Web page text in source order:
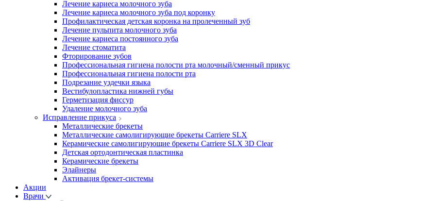
Лечение кариеса молочного зуба
Лечение кариеса молочного зуба под коронку
Профилактическая детская коронка на пролеченный зуб
Лечение пульпита молочного зуба
Лечение кариеса постоянного зуба
Лечение стоматита
Фторирование зубов
Профессиональная гигиена полости рта молочный/сменный прикус
Профессиональная гигиена полости рта
Подрезание уздечки языка
Вестибулопластика нижней губы
Герметизация фиссур
Удаление молочного зуба
Исправление прикуса
Металлические брекеты
Металлические самолигирующие брекеты Carriere SLX
Керамические самолигирующие брекеты Carriere SLX 3D Clear
Детская ортодонтическая пластинка
Керамические брекеты
Элайнеры
Активация брекет-системы
Акции
Врачи